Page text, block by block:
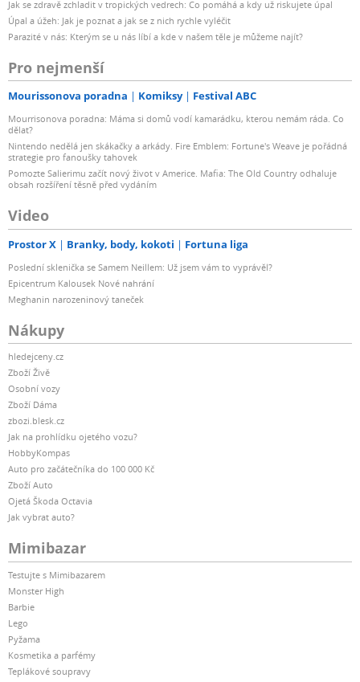
Jak se zdravě zchladit v tropických vedrech: Co pomáhá a kdy už riskujete úpal
Úpal a úžeh: Jak je poznat a jak se z nich rychle vyléčit
Parazité v nás: Kterým se u nás líbí a kde v našem těle je můžeme najít?
Pro nejmenší
Mourissonova poradna Komiksy Festival ABC
Mourrisonova poradna: Máma si domů vodí kamarádku, kterou nemám ráda. Co
dělat?
Nintendo nedělá jen skákačky a arkády. Fire Emblem: Fortune's Weave je pořádná
strategie pro fanoušky tahovek
Pomozte Salierimu začít nový život v Americe. Mafia: The Old Country odhaluje
obsah rozšíření těsně před vydáním
Video
Prostor X Branky, body, kokoti Fortuna liga
Poslední sklenička se Samem Neillem: Už jsem vám to vyprávěl?
Epicentrum Kalousek Nové nahrání
Meghanin narozeninový taneček
Nákupy
hledejceny.cz
Zboží Živě
Osobní vozy
Zboží Dáma
zbozi.blesk.cz
Jak na prohlídku ojetého vozu?
HobbyKompas
Auto pro začátečníka do 100 000 Kč
Zboží Auto
Ojetá Škoda Octavia
Jak vybrat auto?
Mimibazar
Testujte s Mimibazarem
Monster High
Barbie
Lego
Pyžama
Kosmetika a parfémy
Teplákové soupravy